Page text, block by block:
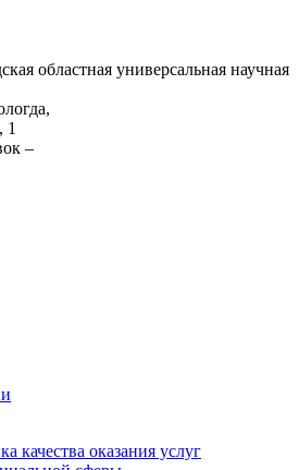
областная универсальная научная
1
–
качества оказания услуг